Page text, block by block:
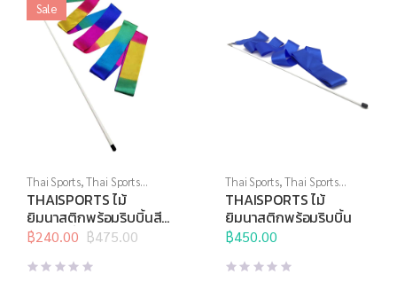
Sale
Thai Sports,Thai Sports
Brand,ยิมนาสติกลีลา
THAISPORTS ไม้
ยิมนาสติกพร้อมริบบิ้นสี
รุ้ง ลายตั้ง ฿475.00
Original
price
was:
฿240.00
Current
price
is:
Thai Sports,Thai Sports
Brand,ยิมนาสติกลีลา
THAISPORTS ไม้
ยิมนาสติกพร้อมริบบิ้น
฿450.00